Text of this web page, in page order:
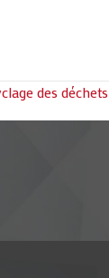
des